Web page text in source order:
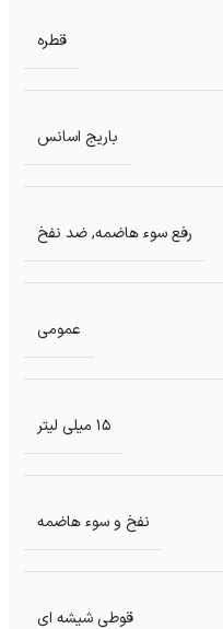
قطره
باریج اسانس
رفع سوء ها‎ضمه, ضد نفخ
عمومی
15 میلی لیتر
نفخ و سوء هاضمه
قوطی شیشه ای